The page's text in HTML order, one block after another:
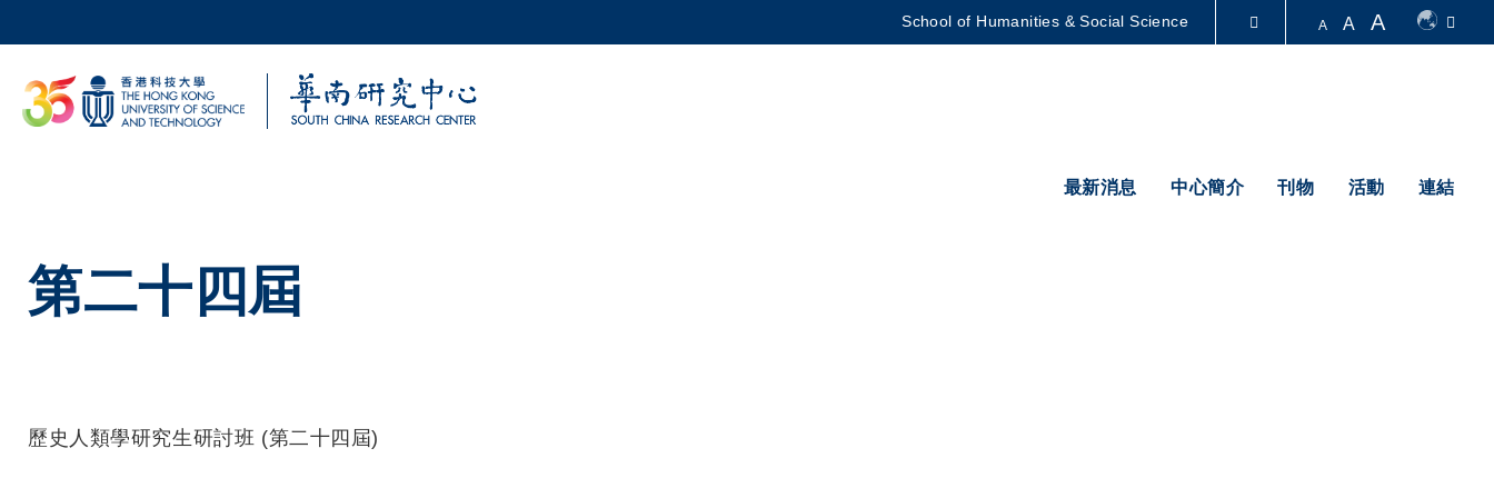
更多科大概覽
科大新聞
School of Humanities & Social Science A A A
最新消息 中心簡介 刊物 活動 連結
第二十四屆
歷史人類學研究生研討班 (第二十四屆)